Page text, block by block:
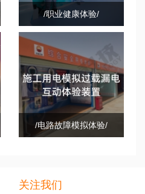
/职业健康体验/
/电路故障模拟体验/
关注我们